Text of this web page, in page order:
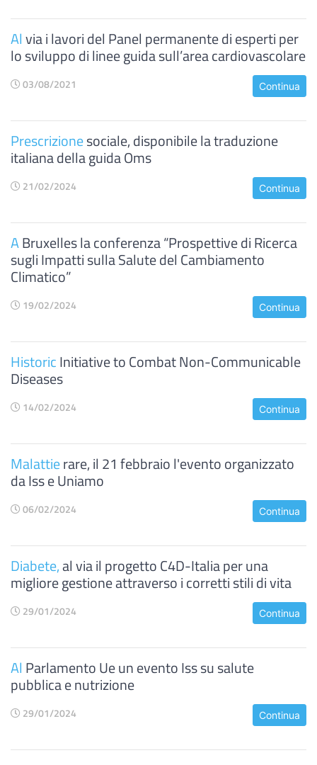
Alvia i lavori del Panel permanente di esperti per
lo sviluppo di linee guida sull’area cardiovascolare
03/08/2021 Continua
Prescrizionesociale, disponibile la traduzione
italiana della guida Oms
21/02/2024 Continua
ABruxelles la conferenza “Prospettive di Ricerca
sugli Impatti sulla Salute del Cambiamento
Climatico”
19/02/2024 Continua
HistoricInitiative to Combat Non-Communicable
Diseases
14/02/2024 Continua
Malattierare, il 21 febbraio l'evento organizzato
da Iss e Uniamo
06/02/2024 Continua
Diabete,al via il progetto C4D-Italia per una
migliore gestione attraverso i corretti stili di vita
29/01/2024 Continua
Al Parlamento Ue un evento Iss su salute
pubblica e nutrizione
29/01/2024 Continua